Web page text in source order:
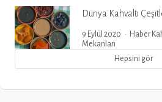
Dünya Kahvaltı
9 Eylül 2020 Haber
Mekanları
Hepsini gör